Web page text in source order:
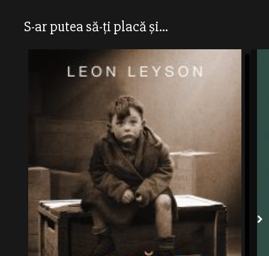
S-ar putea să-ți placă și...